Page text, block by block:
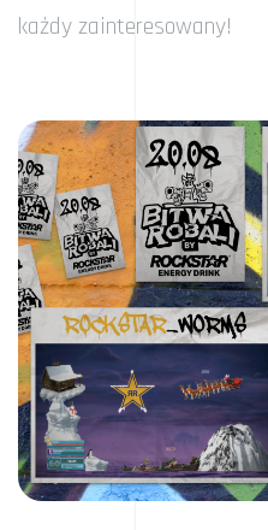
każdy zainteresowany!